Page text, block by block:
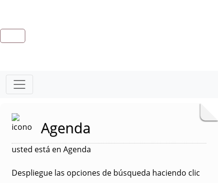
Agenda
usted está en Agenda
Despliegue las opciones de búsqueda haciendo clic